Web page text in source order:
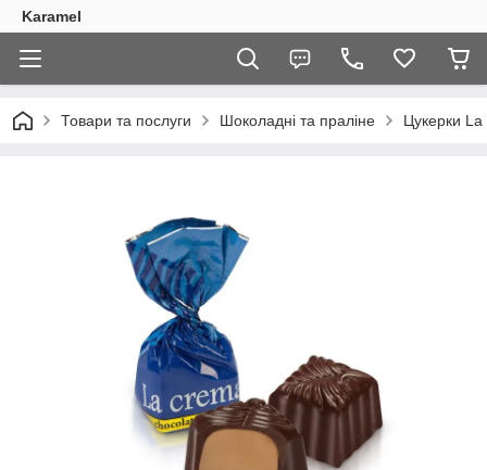
Karamel
Товари та послуги Шоколадні та праліне Цукерки